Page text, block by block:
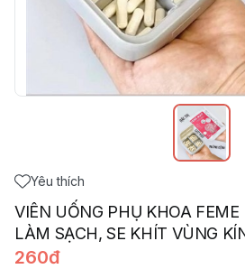
Yêu thích
VIÊN UỐNG PHỤ KHOA
LÀM SẠCH, SE KHÍT VÙNG
260đ